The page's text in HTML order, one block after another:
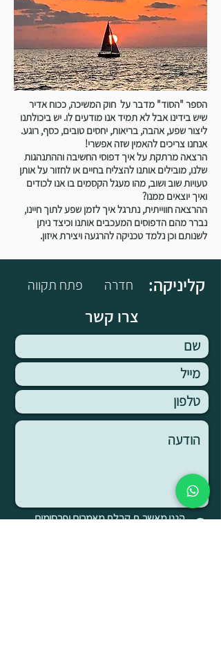
הספר "הסוד" מדבר על חוק המשיכה, ככוח אדיר
שיש בידינו אבל לא תמיד אנו מודעים לו. יש ביכולתנו
ליצור שפע, אהבה, בריאות, יחסים טובים, כסף, רוגע.
אנחנו צריכים להאמין שזה אפשרי!
הרצאה מרתקת על איך דפוסי החשיבה וההתנהגות
שלנו, מובילים אותנו להצליח בחיים או לחזור על אותן
טעויות שוב ושוב, מהו מעגל הקסמים בו אנו לכודים
ואיך יוצאים ממנו?
ההרצאה חווייתית, נתרגל איך לזמן שפע לתוך חיינו,
נברר מהם הדפוסים המעכבים אותנו וכיצד ניתן
לשנותם וכן נלמד טכניקה להרגעה ויצירת איזון.
פתח תקווה חדרה :קליניקה
צרו קשר
הנני מאשר.ת קבלת מאמרים ופרסומים